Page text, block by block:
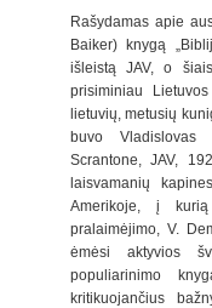
Rašydamas apie
Baiker) knygą
išleistą JAV, o
prisiminiau
lietuvių, metusių
buvo Vladislovas
Scrantone, JAV,
laisvamanių
Amerikoje, į
pralaimėjimo, V.
ėmėsi aktyvios
populiarinimo
kritikuojančius